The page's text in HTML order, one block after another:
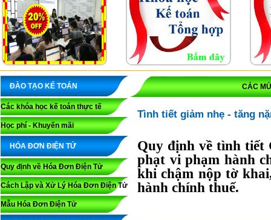
ĐÀO TẠO KẾ TOÁN
Các khóa học kế toán thực tế
Học phí - Khuyến mãi
HÓA ĐƠN ĐIỆN TỬ
Quy định về Hóa Đơn Điện Tử
Cách Lập và Xử Lý Hóa Đơn Điện Tử
Mẫu Hóa Đơn Điện Tử
CÁC
Tình tiết giảm nhẹ - tăng
Quy định về tình tiết
phạt vi phạm hành
khi chậm nộp tờ
hành chính thuế.